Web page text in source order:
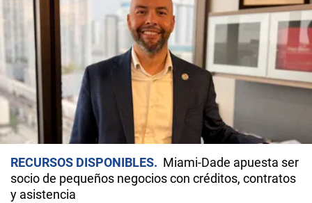
RECURSOS DISPONIBLES
Miami-Dade apuesta ser
socio de pequeños negocios con créditos, contratos
y asistencia